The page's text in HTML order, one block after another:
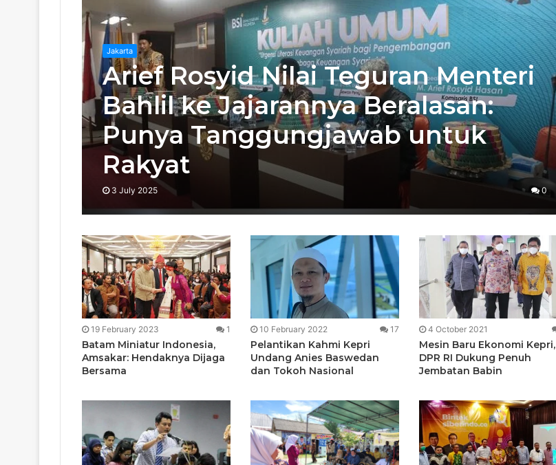
Jakarta
Arief Rosyid Nilai Teguran Menteri
Bahlil ke Jajarannya Beralasan:
Punya Tanggungjawab untuk
Rakyat
3 July 2025 0
19 February 2023 1
Batam Miniatur Indonesia,
Amsakar: Hendaknya Dijaga
Bersama
10 February 2022 17
Pelantikan Kahmi Kepri
Undang Anies Baswedan
dan Tokoh Nasional
4 October 2021
Mesin Baru Ekonomi Kepri,
DPR RI Dukung Penuh
Jembatan Babin